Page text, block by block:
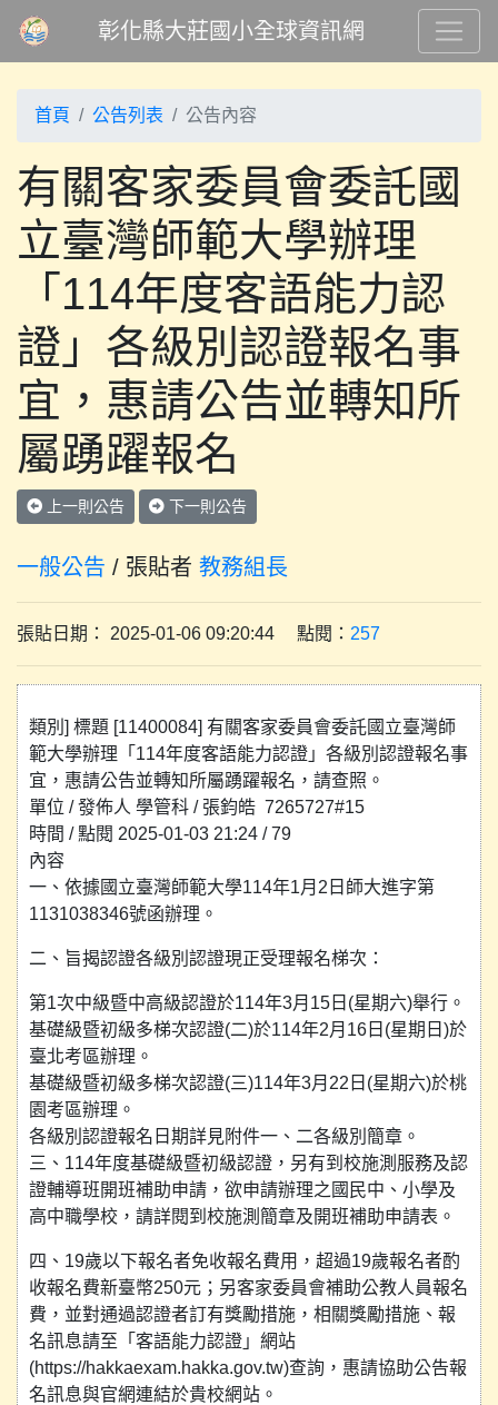
彰化縣大莊國小全球資訊網
首頁 公告列表 公告內容
有關客家委員會委託國
立臺灣師範大學辦理
「114年度客語能力認
證」各級別認證報名事
宜，惠請公告並轉知所
屬踴躍報名
上一則公告 下一則公告
一般公告 / 張貼者 教務組長
張貼日期： 2025-01-06 09:20:44 點閱： 257
類別] 標題 [11400084] 有關客家委員會委託國立臺灣師
範大學辦理「114年度客語能力認證」各級別認證報名事
宜，惠請公告並轉知所屬踴躍報名，請查照。
單位 / 發佈人 學管科 / 張鈞皓 7265727#15
時間 / 點閱 2025-01-03 21:24 / 79
內容
一、依據國立臺灣師範大學114年1月2日師大進字第
1131038346號函辦理。
二、旨揭認證各級別認證現正受理報名梯次：
第1次中級暨中高級認證於114年3月15日(星期六)舉行。
基礎級暨初級多梯次認證(二)於114年2月16日(星期日)於
臺北考區辦理。
基礎級暨初級多梯次認證(三)114年3月22日(星期六)於桃
園考區辦理。
各級別認證報名日期詳見附件一、二各級別簡章。
三、114年度基礎級暨初級認證，另有到校施測服務及認
證輔導班開班補助申請，欲申請辦理之國民中、小學及
高中職學校，請詳閱到校施測簡章及開班補助申請表。
四、19歲以下報名者免收報名費用，超過19歲報名者酌
收報名費新臺幣250元；另客家委員會補助公教人員報名
費，並對通過認證者訂有獎勵措施，相關獎勵措施、報
名訊息請至「客語能力認證」網站
(https://hakkaexam.hakka.gov.tw)查詢，惠請協助公告報
名訊息與官網連結於貴校網站。